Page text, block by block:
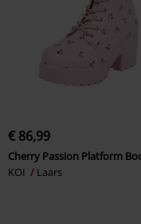
€ 86,99
Cherry Passion Platform
KOI
Laars